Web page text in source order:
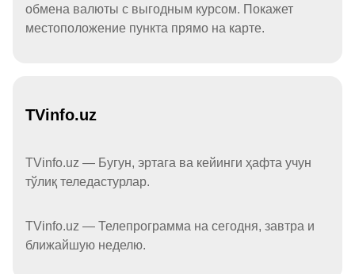
обмена валюты с выгодным курсом. Покажет
местоположение пункта прямо на карте.
TVinfo.uz
TVinfo.uz — Бугун, эртага ва кейинги ҳафта учун
тўлиқ теледастурлар.
TVinfo.uz — Телепрограмма на сегодня, завтра и
ближайшую неделю.